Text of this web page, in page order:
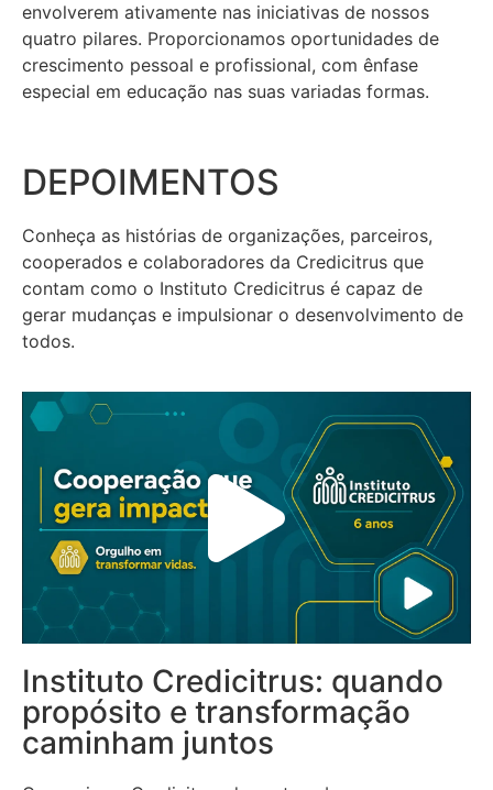
envolverem ativamente nas iniciativas de nossos
quatro pilares. Proporcionamos oportunidades de
crescimento pessoal e profissional, com ênfase
especial em educação nas suas variadas formas.
DEPOIMENTOS
Conheça as histórias de organizações, parceiros,
cooperados e colaboradores da Credicitrus que
contam como o Instituto Credicitrus é capaz de
gerar mudanças e impulsionar o desenvolvimento de
todos.
Instituto Credicitrus: quando
propósito e transformação
caminham juntos